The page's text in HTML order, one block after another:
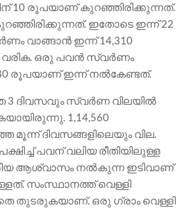
10 രൂപയാണ് കുറഞ്ഞിരിക്കുന്നത്.
ഇതോടെ ഇന്ന് 22
വാങ്ങാൻ ഇന്ന് 14,310
ഒരു പവൻ സ്വർണം
രൂപയാണ് ഇന്ന് നൽകേണ്ടത്.
ദിവസവും സ്വർണ വിലയിൽ
1,14,560
മൂന്ന് ദിവസങ്ങളിലെയും വില.
പവന് വലിയ രീതിയിലുള്ള
ആശ്വാസം നൽകുന്ന ഇടിവാണ്
സംസ്ഥാനത്ത് വെള്ളി
തുടരുകയാണ്. ഒരു ഗ്രാം വെള്ളി